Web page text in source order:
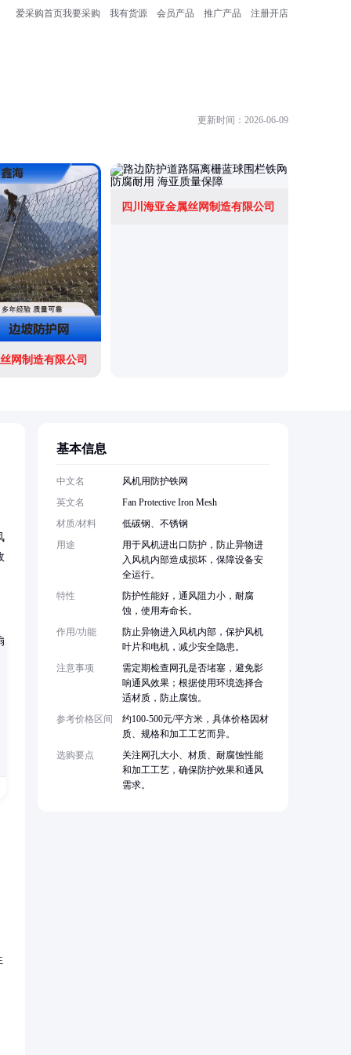
爱采购首页我要采购 我有货源 会员产品 推广产品 注册开店
更新时间：2026-06-09
网制造有限公司
四川海亚金属丝网制造有限公司
基本信息
中文名
风机用防护铁网
英文名
Fan Protective Iron Mesh
材质/材料
低碳钢、不锈钢
用途
用于风机进出口防护，防止异物进
入风机内部造成损坏，保障设备安
全运行。
特性
防护性能好，通风阻力小，耐腐
蚀，使用寿命长。
作用/功能
防止异物进入风机内部，保护风机
叶片和电机，减少安全隐患。
注意事项
需定期检查网孔是否堵塞，避免影
响通风效果；根据使用环境选择合
适材质，防止腐蚀。
参考价格区间
约100-500元/平方米，具体价格因材
质、规格和加工工艺而异。
选购要点
关注网孔大小、材质、耐腐蚀性能
和加工工艺，确保防护效果和通风
需求。